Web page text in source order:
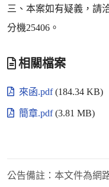
三、本案如有疑義，請
分機25406。
相關檔案
來函.pdf(184.34 KB)
簡章.pdf(3.81 MB)
公告備註： 本文件為網